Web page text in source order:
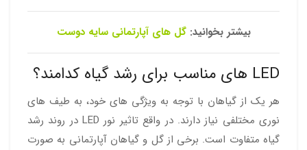
بیشتر بخوانید:گل های آپارتمانی سایه دوست
LED های مناسب برای رشد گیاه کدامند؟
هر یک از گیاهان با توجه به ویژگی های خود، به طیف های
نوری مختلفی نیاز دارند. در واقع تاثیر نور LED در روند رشد
گیاه متفاوت است. برخی از گل و گیاهان آپارتمانی به صورت